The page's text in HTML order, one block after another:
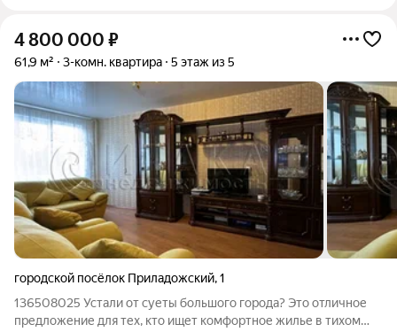
4 800 000 ₽
61,9 м² 3-комн. квартира 5 этаж из 5
городской посёлок Приладожский,1
136508025 Устали от суеты большого города? Это отличное
предложение для тех, кто ищет комфортное жилье в тихом